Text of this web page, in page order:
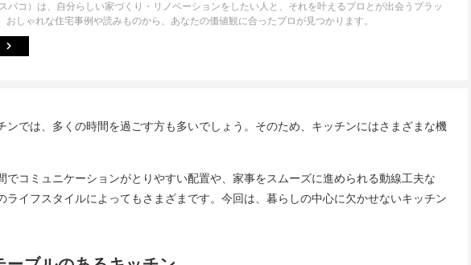
バコ）は、自分らしい家づくり・リノベーションをしたい人と、それを叶えるプロとが出会うプラッ
おしゃれな住宅事例や読みものから、あなたの価値観に合ったプロが見つかります。
ンでは、多くの時間を過ごす方も多いでしょう。そのため、キッチンにはさまざまな機
でコミュニケーションがとりやすい配置や、家事をスムーズに進められる動線工夫な
ライフスタイルによってもさまざまです。今回は、暮らしの中心に欠かせないキッチン